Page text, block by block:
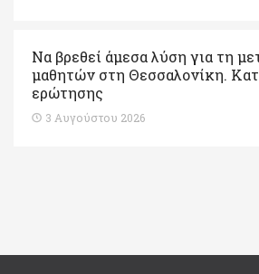
Να βρεθεί άμεσα λύση για τη
μαθητών στη Θεσσαλονίκη.
ερώτησης
3 Αυγούστου 2026